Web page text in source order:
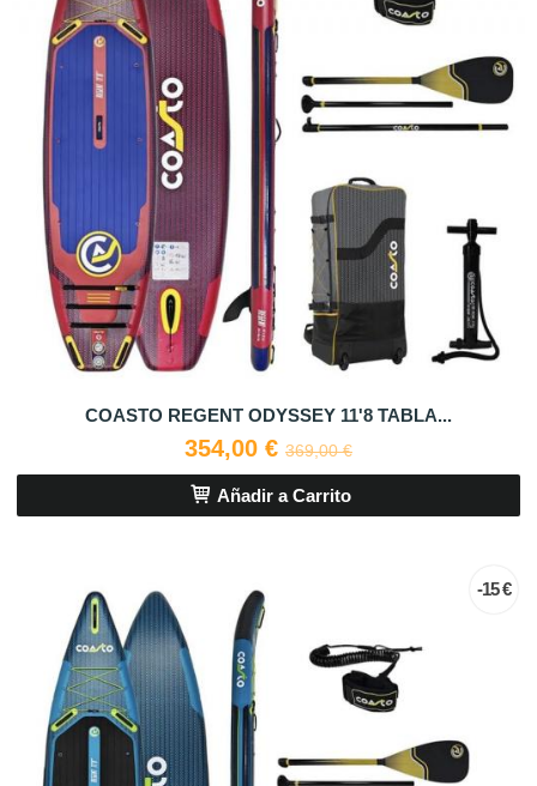
COASTO REGENT ODYSSEY 11'8 TABLA...
354,00 € 369,00 €
Añadir a Carrito
-15 €